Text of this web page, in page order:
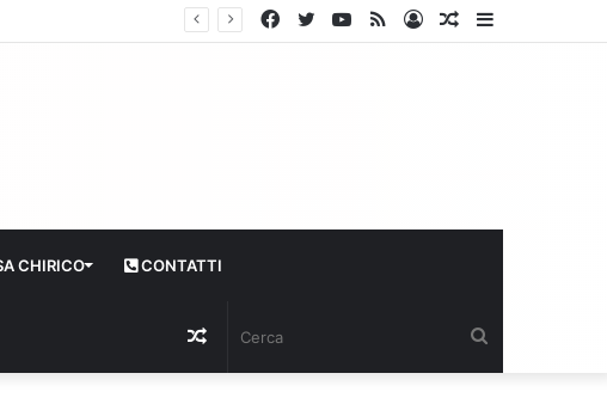
Articolo
Log
RSS
YouTube
Twitter
Facebook
CHIRICO CONTATTI
Articolo